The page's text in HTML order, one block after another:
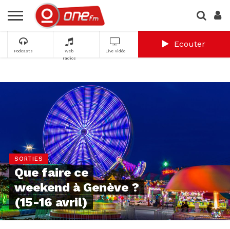
Podcasts
Web
radios
Live vidéo
Ecouter
SORTIES
Que faire ce
weekend à Genève ?
(15-16 avril)